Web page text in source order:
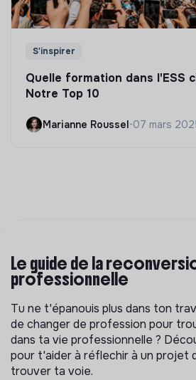
S'inspirer
Quelle formation dans l'ESS
Notre Top 10
Marianne Roussel•07 mars
Le guide de la
professionnelle
Tu ne t'épanouis plus dans ton
de changer de profession pour
dans ta vie professionnelle ?
pour t'aider à réflechir à un projet
trouver ta voie.